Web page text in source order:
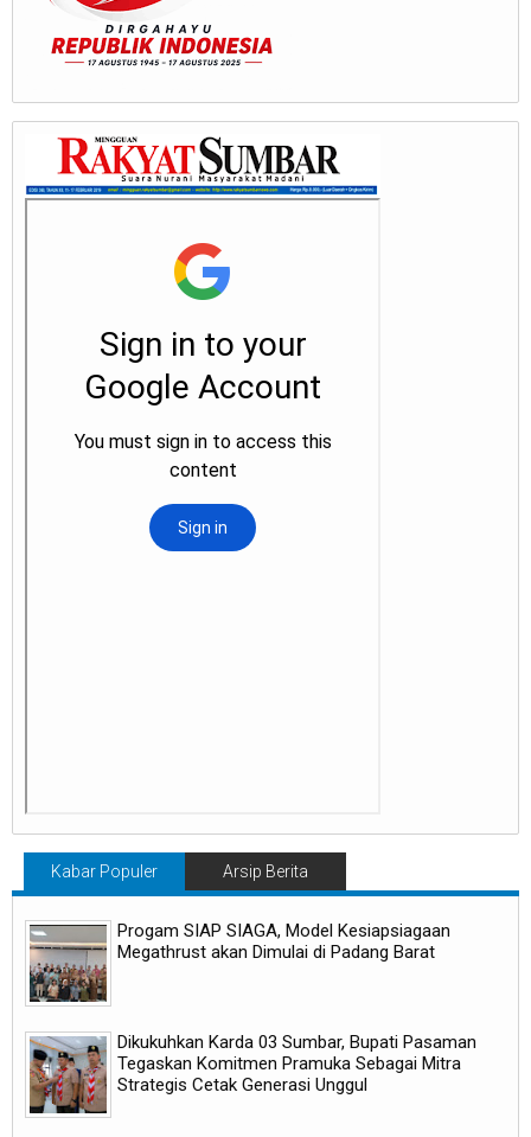
Kabar Populer Arsip Berita
Progam SIAP SIAGA, Model Kesiapsiagaan
Megathrust akan Dimulai di Padang Barat
Dikukuhkan Karda 03 Sumbar, Bupati Pasaman
Tegaskan Komitmen Pramuka Sebagai Mitra
Strategis Cetak Generasi Unggul